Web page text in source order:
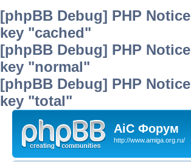
[phpBB Debug] PHP Notice
key "cached"
[phpBB Debug] PHP Notice
key "normal"
[phpBB Debug] PHP Notice
key "total"
AiC Форум
http://www.amiga.org.ru/